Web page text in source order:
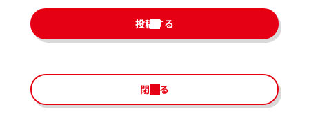
投稿する
閉じる